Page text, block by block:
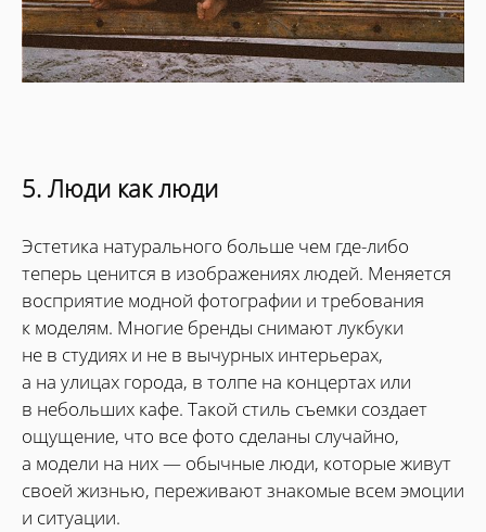
5. Люди как люди
Эстетика натурального больше чем где-либо
теперь ценится в изображениях людей. Меняется
восприятие модной фотографии и требования
к моделям. Многие бренды снимают лукбуки
не в студиях и не в вычурных интерьерах,
а на улицах города, в толпе на концертах или
в небольших кафе. Такой стиль съемки создает
ощущение, что все фото сделаны случайно,
а модели на них — обычные люди, которые живут
своей жизнью, переживают знакомые всем эмоции
и ситуации.